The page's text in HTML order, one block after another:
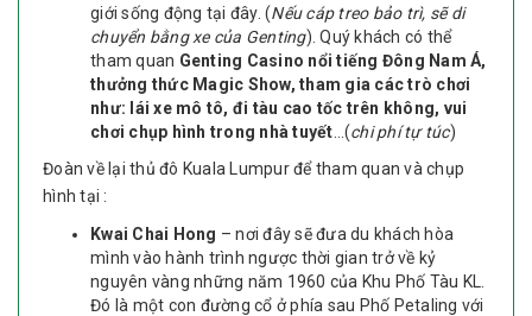
giới sống động tại đây. (Nếu cáp treo bảo trì, sẽ di
chuyển bằng xe của Genting). Quý khách có thể
tham quan Genting Casino nổi tiếng Đông Nam Á,
thưởng thức Magic Show, tham gia các trò chơi
như: lái xe mô tô, đi tàu cao tốc trên không, vui
chơi chụp hình trong nhà tuyết …(chi phí tự túc)
Đoàn về lại thủ đô Kuala Lumpur để tham quan và chụp
hình tại :
Kwai Chai Hong – nơi đây sẽ đưa du khách hòa
mình vào hành trình ngược thời gian trở về kỷ
nguyên vàng những năm 1960 của Khu Phố Tàu KL.
Đó là một con đường cổ ở phía sau Phố Petaling với